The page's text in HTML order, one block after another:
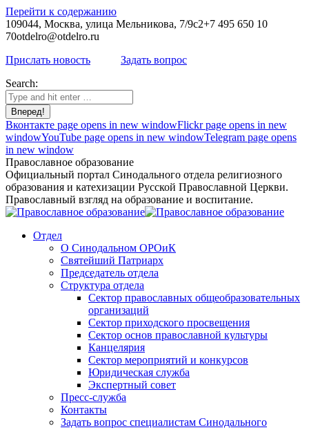
Перейти к содержанию
109044, Москва, улица Мельникова, 7/9с2+7 495 650 10
70otdelro@otdelro.ru
Прислать новость
Задать вопрос
Search:
Вконтакте page opens in new windowFlickr page opens in new
windowYouTube page opens in new windowTelegram page opens
in new window
Православное образование
Официальный портал Синодального отдела религиозного
образования и катехизации Русской Православной Церкви.
Православный взгляд на образование и воспитание.
Отдел
О Синодальном ОРОиК
Святейший Патриарх
Председатель отдела
Структура отдела
Сектор православных общеобразовательных
организаций
Сектор приходского просвещения
Сектор основ православной культуры
Канцелярия
Сектор мероприятий и конкурсов
Юридическая служба
Экспертный совет
Пресс-служба
Контакты
Задать вопрос специалистам Синодального